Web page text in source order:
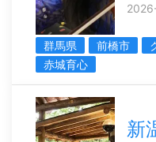
群馬県 前橋市
赤城育心
新